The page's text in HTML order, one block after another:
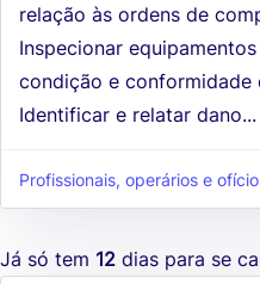
relação às ordens de
Inspecionar
condição e conformidade
Identificar e relatar dano...
Profissionais, operários e
Já só tem 12 dias para se